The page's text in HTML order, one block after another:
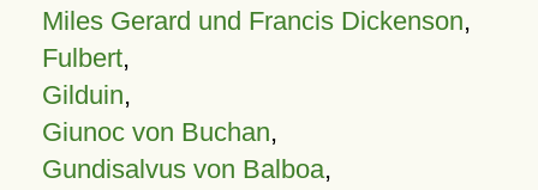
Miles Gerard und Francis Dickenson,
Fulbert,
Gilduin,
Giunoc von Buchan,
Gundisalvus von Balboa,